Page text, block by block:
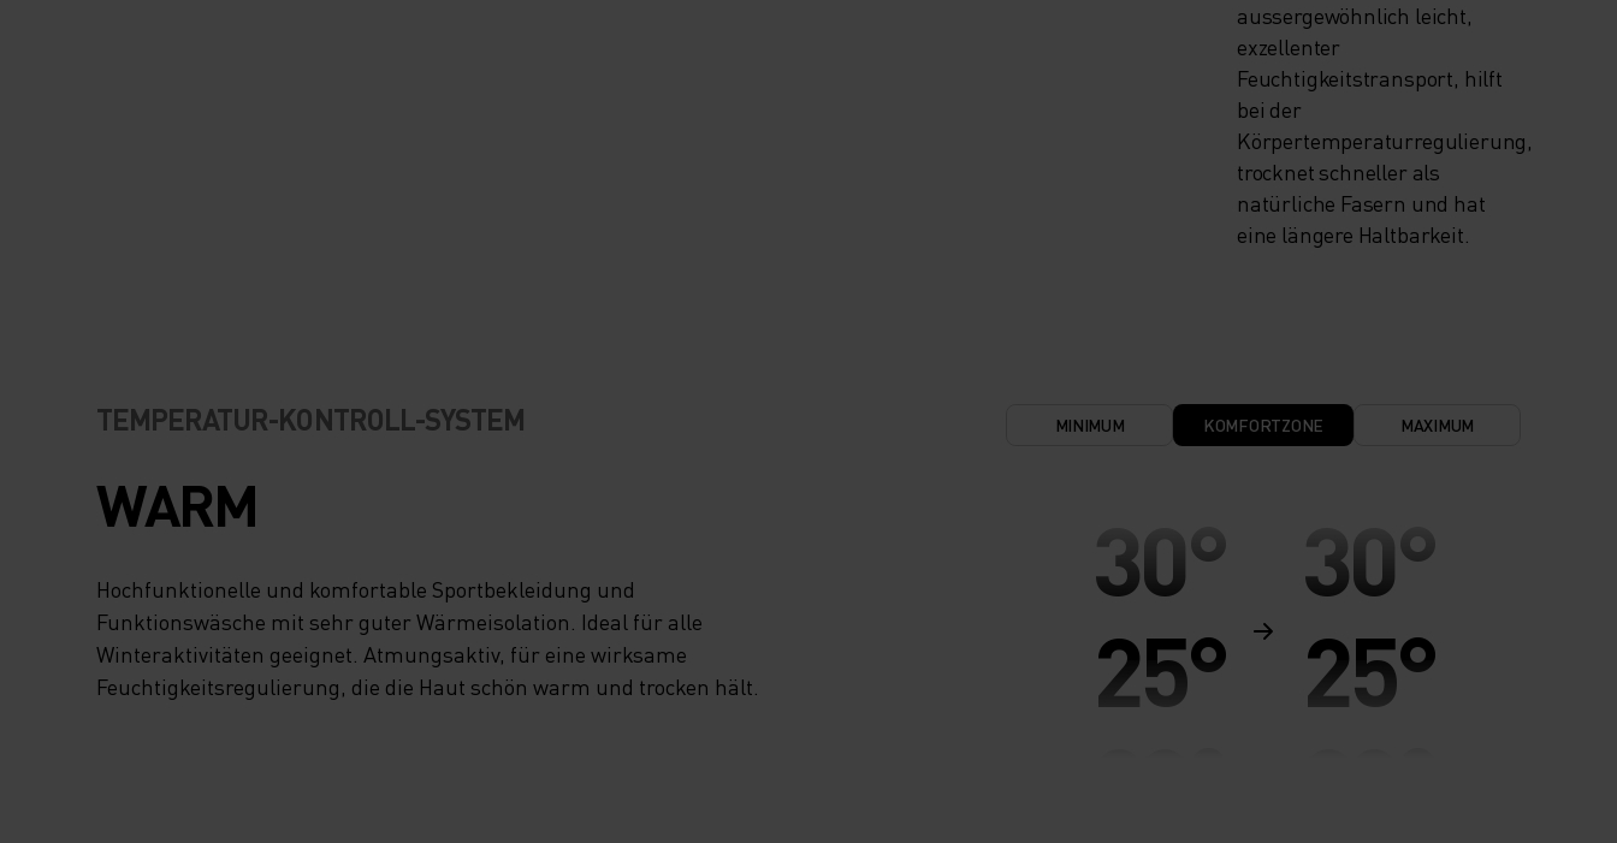
aussergewöhnlich leicht,
exzellenter
Feuchtigkeitstransport, hilft
bei der
Körpertemperaturregulierung,
trocknet schneller als
natürliche Fasern und hat
eine längere Haltbarkeit.
TEMPERATUR-KONTROLL-SYSTEM
WARM
Hochfunktionelle und komfortable Sportbekleidung und
Funktionswäsche mit sehr guter Wärmeisolation. Ideal für alle
Winteraktivitäten geeignet. Atmungsaktiv, für eine wirksame
Feuchtigkeitsregulierung, die die Haut schön warm und trocken hält.
MINIMUM KOMFORTZONE MAXIMUM
30°
25°
30°
25°